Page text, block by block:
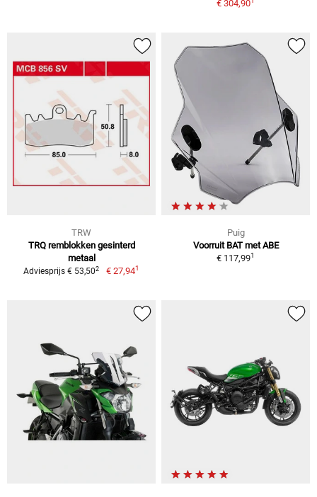
€ 304,90
TRW
TRQ remblokken gesinterd
metaal
Adviesprijs € 53,502 € 27,941
Puig
Voorruit BAT met ABE
€ 117,991